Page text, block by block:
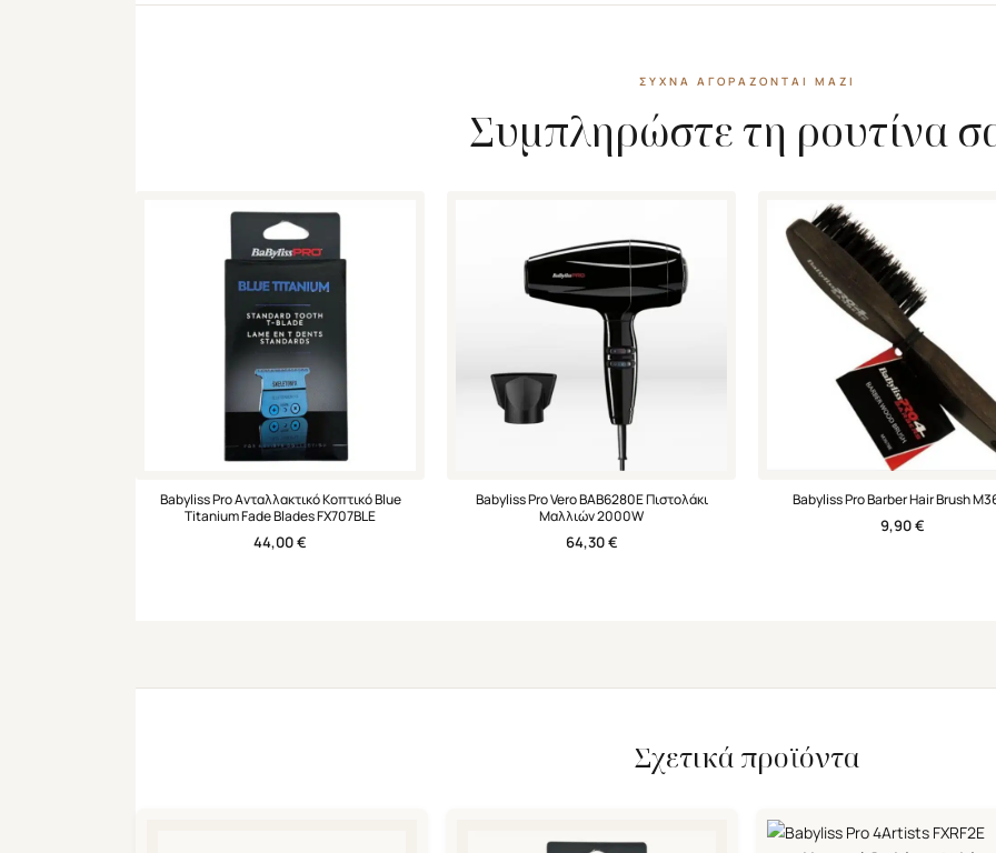
ΣΥΧΝΆ ΑΓΟΡΆΖΟΝΤΑΙ ΜΑΖΊ
Συμπληρώστε τη ρουτίνα
Babyliss Pro Ανταλλακτικό Κοπτικό Blue
Titanium Fade Blades FX707BLE
44,00€
Babyliss Pro Vero BAB6280Ε Πιστολάκι
Μαλλιών 2000W
64,30€
Babyliss Pro Barber Hair Brush
9,90€
Σχετικά προϊόντα